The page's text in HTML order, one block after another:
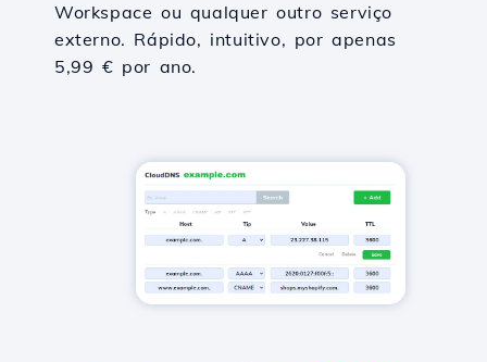
Workspace ou qualquer outro serviço
externo. Rápido, intuitivo, por apenas
5,99 € por ano.